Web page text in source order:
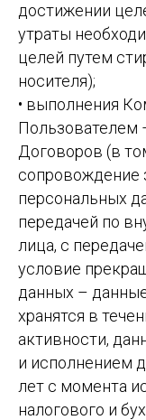
достижении
утраты
целей путем
носителя);
• выполнения
Пользователем
Договоров (в
сопровождение
персональных
передачей по
лица, с
условие
данных –
хранятся в
активности,
и исполнением
лет с момента
налогового и